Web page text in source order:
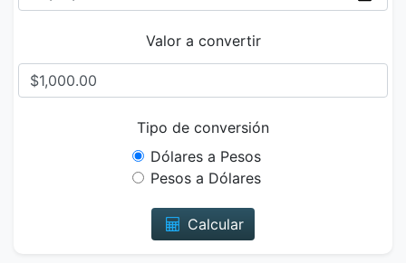
Valor a convertir
Tipo de conversión
Dólares a Pesos
Pesos a Dólares
Calcular